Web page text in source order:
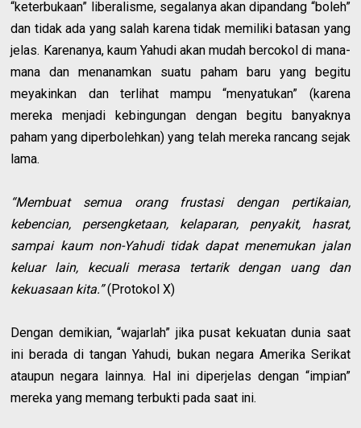
“keterbukaan” liberalisme, segalanya akan dipandang “boleh”
dan tidak ada yang salah karena tidak memiliki batasan yang
jelas. Karenanya, kaum Yahudi akan mudah bercokol di mana-
mana dan menanamkan suatu paham baru yang begitu
meyakinkan dan terlihat mampu “menyatukan” (karena
mereka menjadi kebingungan dengan begitu banyaknya
paham yang diperbolehkan) yang telah mereka rancang sejak
lama.
“Membuat semua orang frustasi dengan pertikaian,
kebencian, persengketaan, kelaparan, penyakit, hasrat,
sampai kaum non-Yahudi tidak dapat menemukan jalan
keluar lain, kecuali merasa tertarik dengan uang dan
kekuasaan kita.”(Protokol X)
Dengan demikian, “wajarlah” jika pusat kekuatan dunia saat
ini berada di tangan Yahudi, bukan negara Amerika Serikat
ataupun negara lainnya. Hal ini diperjelas dengan “impian”
mereka yang memang terbukti pada saat ini.